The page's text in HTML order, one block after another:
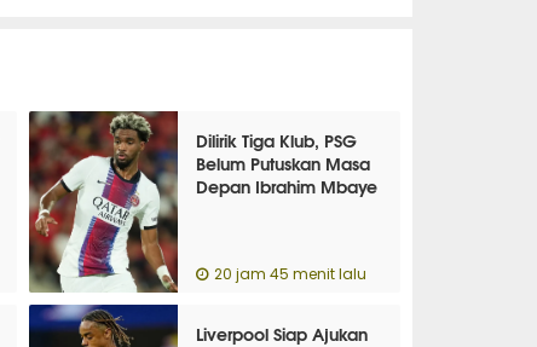
Dilirik Tiga Klub, PSG
Belum Putuskan Masa
Depan Ibrahim Mbaye
20 jam 45 menit lalu
Liverpool Siap Ajukan